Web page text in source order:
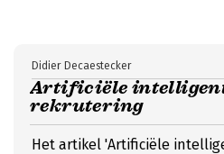
Artificiële
rekrutering
Didier Decaestecker
Het artikel 'Artificiële